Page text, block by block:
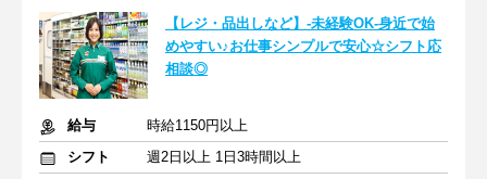
【レジ・品出しなど】-未経験OK-身近で始
めやすい♪お仕事シンプルで安心☆シフト応
相談◎
給与
時給1150円以上
シフト
週2日以上 1日3時間以上